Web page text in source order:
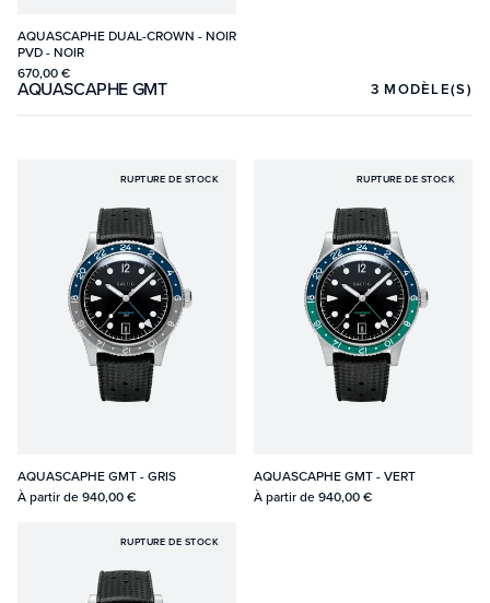
AQUASCAPHE DUAL-CROWN - NOIR
PVD - NOIR
670,00 €
AQUASCAPHE GMT 3 MODÈLE(S)
RUPTURE DE STOCK
AQUASCAPHE GMT - GRIS
À partir de940,00 €
RUPTURE DE STOCK
AQUASCAPHE GMT - VERT
À partir de940,00 €
RUPTURE DE STOCK